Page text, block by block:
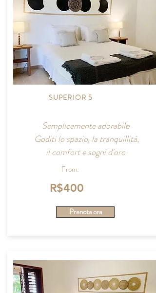
SUPERIOR 5
Semplicemente adorabile
Goditi lo spazio, la tranquillità,
il comfort e sogni d'oro
From:
R$400
Prenota ora